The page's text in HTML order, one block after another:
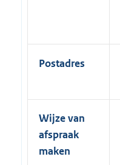
Postadres
Wijze van
afspraak
maken